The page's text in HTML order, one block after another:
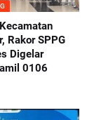
Rakor SPPG
Digelar
0106